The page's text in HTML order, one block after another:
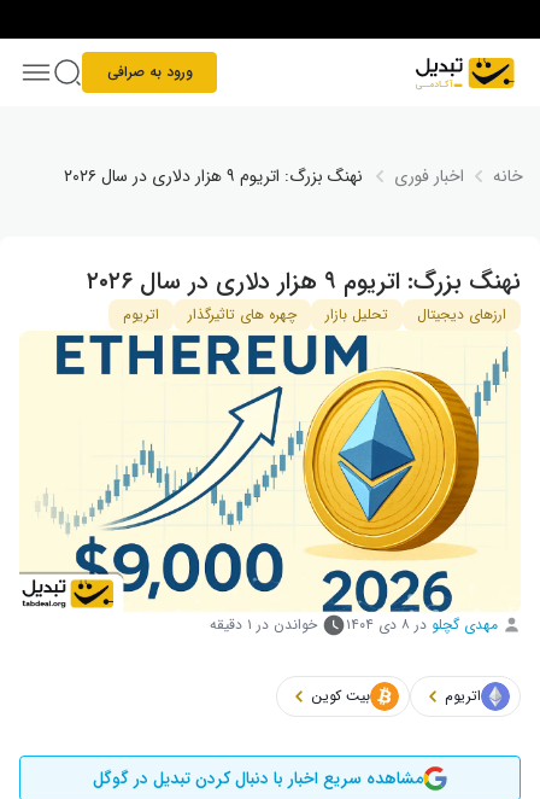
ورود به صرافی
خانه اخبار فوری نهنگ بزرگ: اتریوم ۹ هزار دلاری در سال ۲۰۲۶
نهنگ بزرگ: اتریوم ۹ هزار دلاری در سال ۲۰۲۶
ارزهای دیجیتال تحلیل بازار چهره های تاثیرگذار اتریوم
مهدی گچلو در ۸ دی ۱۴۰۴ خواندن در ۱ دقیقه
اتریوم بیت کوین
مشاهده سریع اخبار با دنبال کردن تبدیل در گوگل